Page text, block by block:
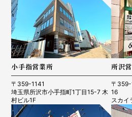
小手指営業所
〒359-1141
埼玉県所沢市小手指町1丁目15-7 木
村ビル1F
所沢
〒359-
16
スカイ